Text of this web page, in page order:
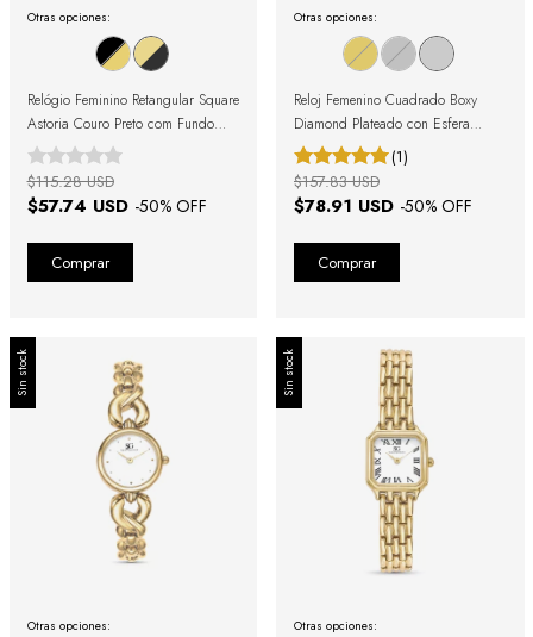
Otras opciones:
Relógio Feminino Retangular Square
Astoria Couro Preto com Fundo
Dourado
$57.74 USD -50% OFF
$115.28 USD
Otras opciones:
Reloj Femenino Cuadrado Boxy
Diamond Plateado con Esfera
Negra
(1)
$78.91 USD -50% OFF
$157.83 USD
Sin stock
Otras opciones:
Sin stock
Otras opciones: